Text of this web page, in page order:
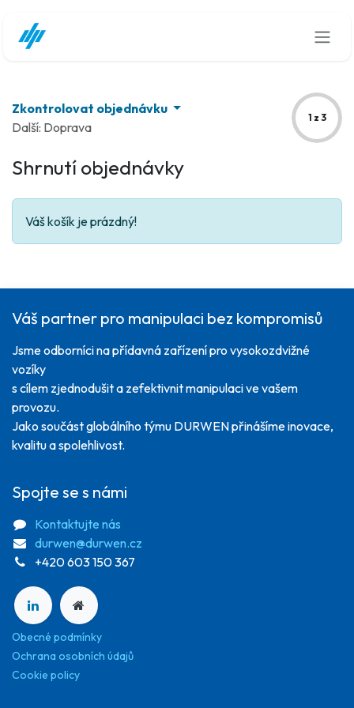
Zkontrolovat objednávku
Další: Doprava
1 z 3
Shrnutí objednávky
Váš košík je prázdný!
Váš partner pro manipulaci bez kompromisů
Jsme odborníci na přídavná zařízení pro vysokozdvižné
vozíky
s cílem zjednodušit a zefektivnit manipulaci ve vašem
provozu.
Jako součást globálního týmu DURWEN přinášíme inovace,
kvalitu a spolehlivost.
Spojte se s námi
Kontaktujte nás
durwen@durwen.cz
+420 603 150 367
Obecné podmínky
Ochrana osobních údajů
Cookie policy